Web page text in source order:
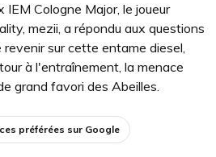
IEM Cologne Major, le joueur
mezii, a répondu aux questions
sur cette entame diesel,
à l'entraînement, la menace
grand favori des Abeilles.
préférées sur Google